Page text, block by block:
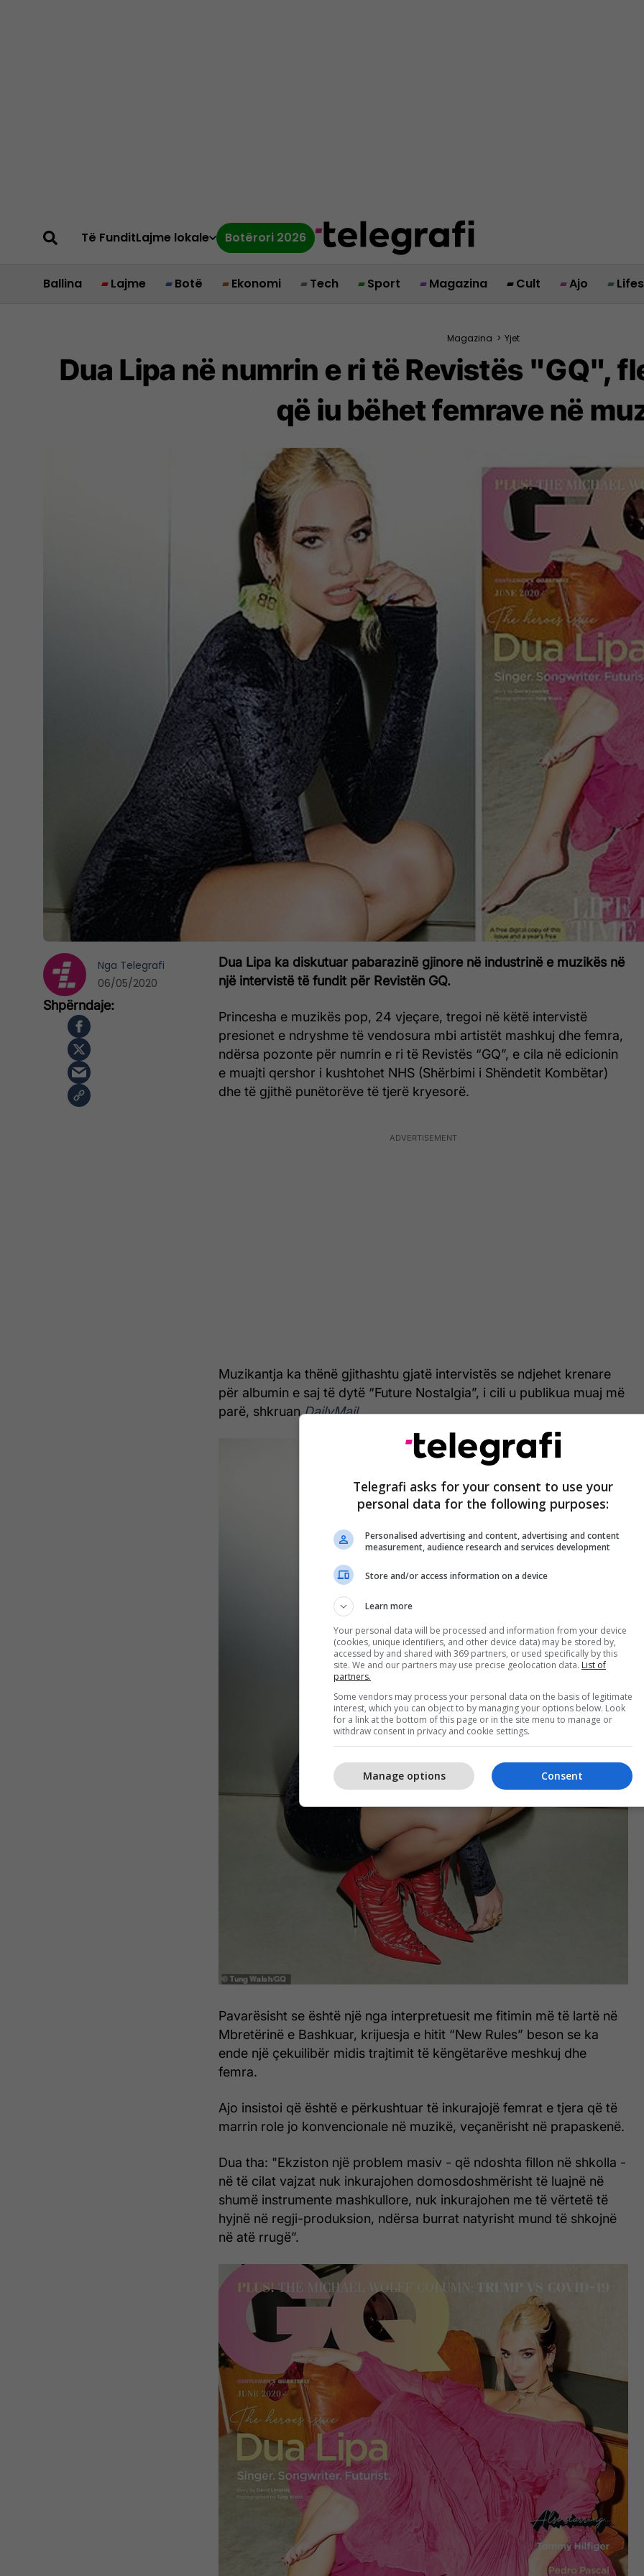
Të FunditLajme lokale Botërori 2026
Ballina Lajme Botë Ekonomi Tech Sport Magazina Cult Ajo
Magazina > Yjet
Dua Lipa në numrin e ri të Revistës "GQ",
që iu bëhet femrave në
Dua Lipa ka diskutuar pabarazinë gjinore në industrinë e muzikës në
një intervistë të fundit për Revistën GQ.
Princesha e muzikës pop, 24 vjeçare, tregoi në këtë intervistë
presionet e ndryshme të vendosura mbi artistët mashkuj dhe femra,
ndërsa pozonte për numrin e ri të Revistës “GQ”, e cila në edicionin
e muajti qershor i kushtohet NHS (Shërbimi i Shëndetit Kombëtar)
dhe të gjithë punëtorëve të tjerë kryesorë.
Muzikantja ka thënë gjithashtu gjatë intervistës se ndjehet krenare
për albumin e saj të dytë “Future Nostalgia”, i cili u publikua muaj më
parë, shkruanDailyMail.
Pavarësisht se është një nga interpretuesit me fitimin më të lartë në
Mbretërinë e Bashkuar, krijuesja e hitit “New Rules” beson se ka
ende një çekuilibër midis trajtimit të këngëtarëve meshkuj dhe
femra.
Ajo insistoi që është e përkushtuar të inkurajojë femrat e tjera që të
marrin role jo konvencionale në muzikë, veçanërisht në prapaskenë.
Dua tha: "Ekziston një problem masiv - që ndoshta fillon në shkolla -
në të cilat vajzat nuk inkurajohen domosdoshmërisht të luajnë në
shumë instrumente mashkullore, nuk inkurajohen me të vërtetë të
hyjnë në regji-produksion, ndërsa burrat natyrisht mund të shkojnë
në atë rrugë”.
Nga Telegrafi
06/05/2020
Telegrafi asks for your consent to use your
personal data for the following purposes:
Personalised advertising and content, advertising and content
measurement, audience research and services development
Store and/or access information on a device
Learn more
Your personal data will be processed and information from your device
(cookies, unique identifiers, and other device data) may be stored by,
accessed by and shared with 369 partners, or used specifically by this
site. We and our partners may use precise geolocation data. List of
partners.
Some vendors may process your personal data on the basis of legitimate
interest, which you can object to by managing your options below. Look
for a link at the bottom of this page or in the site menu to manage or
withdraw consent in privacy and cookie settings.
Consent
Manage options